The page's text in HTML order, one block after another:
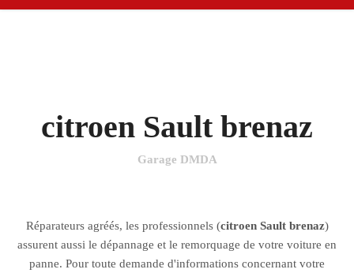
citroen Sault brenaz
Garage DMDA
Réparateurs agréés, les professionnels (citroen Sault brenaz)
assurent aussi le dépannage et le remorquage de votre voiture en
panne. Pour toute demande d'informations concernant votre